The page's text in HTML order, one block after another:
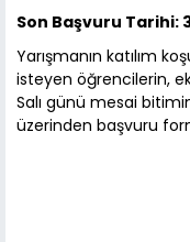
Son Başvuru Tarihi:
Yarışmanın katılım
isteyen öğrencilerin,
Salı günü mesai
üzerinden başvuru